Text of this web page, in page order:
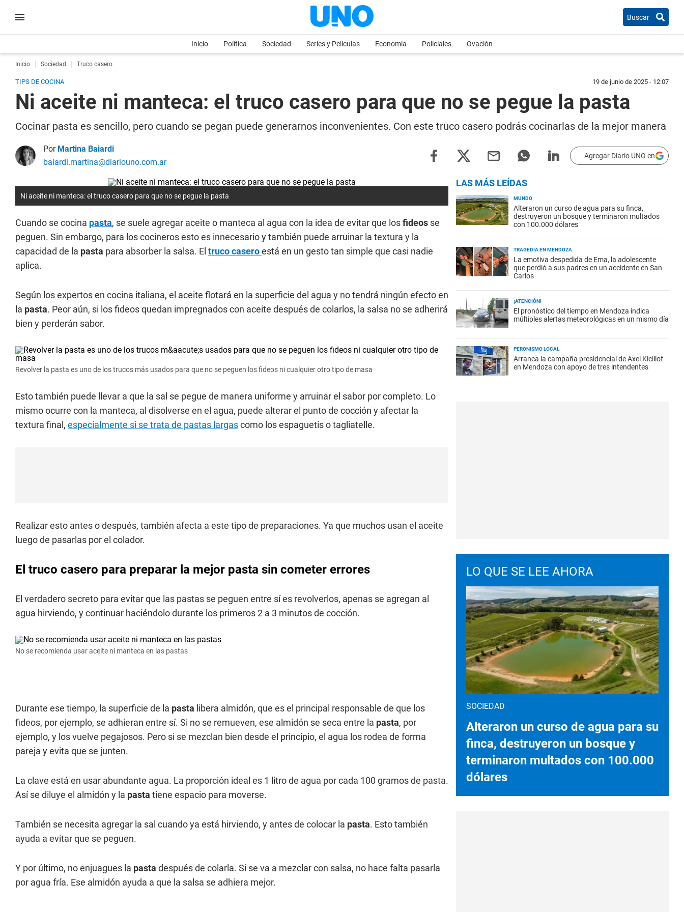
Buscar
Inicio Política Sociedad Series y Películas Economia Policiales Ovación
Inicio Sociedad Truco casero
TIPS DE COCINA 19 de junio de 2025 - 12:07
Ni aceite ni manteca: el truco casero para que no se pegue la pasta
Cocinar pasta es sencillo, pero cuando se pegan puede generarnos inconvenientes. Con este truco casero podrás cocinarlas de la mejor manera
Por Martina Baiardi
baiardi.martina@diariouno.com.ar
Agregar Diario UNO en
Ni aceite ni manteca: el truco casero para que no se pegue la pasta
Cuando se cocina pasta, se suele agregar aceite o manteca al agua con la idea de evitar que losfideos se
peguen. Sin embargo, para los cocineros esto es innecesario y también puede arruinar la textura y la
capacidad de la pasta para absorber la salsa. El truco caseroestá en un gesto tan simple que casi nadie
aplica.
Según los expertos en cocina italiana, el aceite flotará en la superficie del agua y no tendrá ningún efecto en
la pasta. Peor aún, si los fideos quedan impregnados con aceite después de colarlos, la salsa no se adherirá
bien y perderán sabor.
Revolver la pasta es uno de los trucos más usados para que no se peguen los fideos ni cualquier otro tipo de masa
Esto también puede llevar a que la sal se pegue de manera uniforme y arruinar el sabor por completo. Lo
mismo ocurre con la manteca, al disolverse en el agua, puede alterar el punto de cocción y afectar la
textura final, especialmente si se trata de pastas largascomo los espaguetis o tagliatelle.
Realizar esto antes o después, también afecta a este tipo de preparaciones. Ya que muchos usan el aceite
luego de pasarlas por el colador.
El truco casero para preparar la mejor pasta sin cometer errores
El verdadero secreto para evitar que las pastas se peguen entre sí es revolverlos, apenas se agregan al
agua hirviendo, y continuar haciéndolo durante los primeros 2 a 3 minutos de cocción.
No se recomienda usar aceite ni manteca en las pastas
Durante ese tiempo, la superficie de la pasta libera almidón, que es el principal responsable de que los
fideos, por ejemplo, se adhieran entre sí. Si no se remueven, ese almidón se seca entre la pasta, por
ejemplo, y los vuelve pegajosos. Pero si se mezclan bien desde el principio, el agua los rodea de forma
pareja y evita que se junten.
La clave está en usar abundante agua. La proporción ideal es 1 litro de agua por cada 100 gramos de pasta.
Así se diluye el almidón y la pasta tiene espacio para moverse.
También se necesita agregar la sal cuando ya está hirviendo, y antes de colocar la pasta. Esto también
ayuda a evitar que se peguen.
Y por último, no enjuagues la pasta después de colarla. Si se va a mezclar con salsa, no hace falta pasarla
por agua fría. Ese almidón ayuda a que la salsa se adhiera mejor.
LAS MÁS LEÍDAS
MUNDO
Alteraron un curso de agua para su finca,
destruyeron un bosque y terminaron multados
con 100.000 dólares
TRAGEDIA EN MENDOZA
La emotiva despedida de Ema, la adolescente
que perdió a sus padres en un accidente en San
Carlos
¡ATENCIÓN!
El pronóstico del tiempo en Mendoza indica
múltiples alertas meteorológicas en un mismo día
PERONISMO LOCAL
Arranca la campaña presidencial de Axel Kicillof
en Mendoza con apoyo de tres intendentes
LO QUE SE LEE AHORA
SOCIEDAD
Alteraron un curso de agua para su
finca, destruyeron un bosque y
terminaron multados con 100.000
dólares